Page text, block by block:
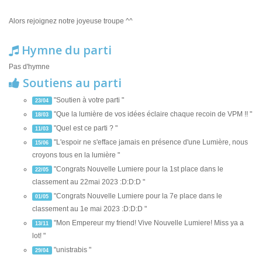
Alors rejoignez notre joyeuse troupe ^^
Hymne du parti
Pas d'hymne
Soutiens au parti
23/04 "Soutien à votre parti "
18/03 "Que la lumière de vos idées éclaire chaque recoin de VPM !! "
11/03 "Quel est ce parti ? "
15/06 "L'espoir ne s'efface jamais en présence d'une Lumière, nous
croyons tous en la lumière "
22/05 "Congrats Nouvelle Lumiere pour la 1st place dans le
classement au 22mai 2023 :D:D:D "
01/05 "Congrats Nouvelle Lumiere pour la 7e place dans le
classement au 1e mai 2023 :D:D:D "
13/11
"Mon Empereur my friend! Vive Nouvelle Lumiere! Miss ya a
lot! "
29/04 "unistrabis "